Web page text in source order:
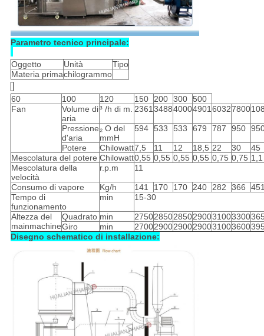
Parametro tecnico principale:
Oggetto Unità
Tipo
Materia primachilogrammo
60 100 120 150 200 300 500
Fan
Volume di
aria
³ /h di m. 2361 348840004901 60327800
Pressione
d'aria
₂ O del
mmH
594 533 533 679 787 950
Potere Chilowatt7,5 11 12 18,5 22 30
45
Mescolatura del potere Chilowatt0,55 0,55 0,55 0,55 0,75 0,75 1,1
Mescolatura della
velocità
r.p.m 11
Consumo di vapore Kg/h 141 170 170 240 282 366
Tempo di
funzionamento
min 15-30
Altezza del
mainmachine
Quadrato min 275028502850290031003300
Giro
min 270029002900290031003600
Disegno schematico di installazione: